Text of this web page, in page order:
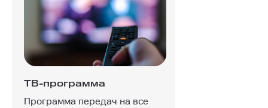
ТВ-программа
Программа передач на все